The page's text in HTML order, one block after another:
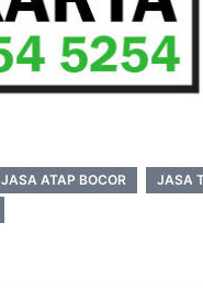
JASA ATAP BOCOR
JASA